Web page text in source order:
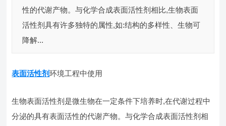
性的代谢产物。与化学合成表面活性剂相比,生物表面
活性剂具有许多独特的属性,如:结构的多样性、生物可
降解...
表面活性剂环境工程中使用
生物表面活性剂是微生物在一定条件下培养时,在代谢过程中
分泌的具有表面活性的代谢产物。与化学合成表面活性剂相